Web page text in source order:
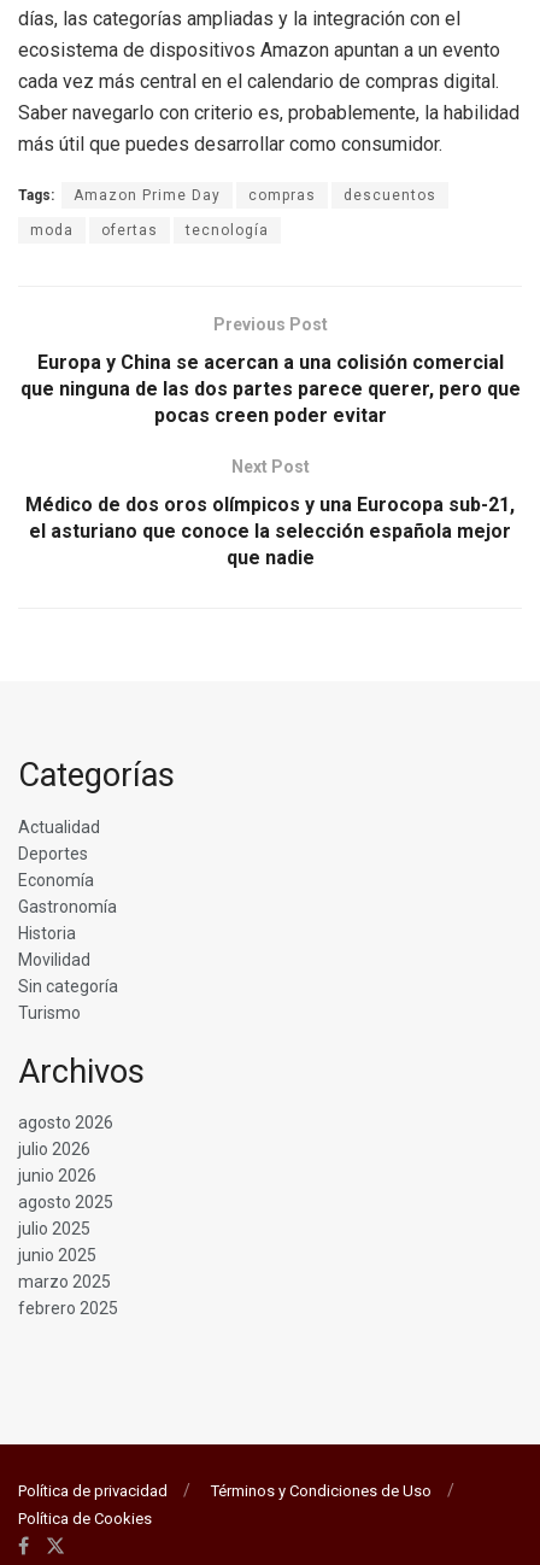
días, las categorías ampliadas y la integración con el
ecosistema de dispositivos Amazon apuntan a un evento
cada vez más central en el calendario de compras digital.
Saber navegarlo con criterio es, probablemente, la habilidad
más útil que puedes desarrollar como consumidor.
Tags: Amazon Prime Day compras descuentos
moda ofertas tecnología
Previous Post
Europa y China se acercan a una colisión comercial
que ninguna de las dos partes parece querer, pero que
pocas creen poder evitar
Next Post
Médico de dos oros olímpicos y una Eurocopa sub-21,
el asturiano que conoce la selección española mejor
que nadie
Categorías
Actualidad
Deportes
Economía
Gastronomía
Historia
Movilidad
Sin categoría
Turismo
Archivos
agosto 2026
julio 2026
junio 2026
agosto 2025
julio 2025
junio 2025
marzo 2025
febrero 2025
Política de privacidad
Términos y Condiciones de Uso
Política de Cookies